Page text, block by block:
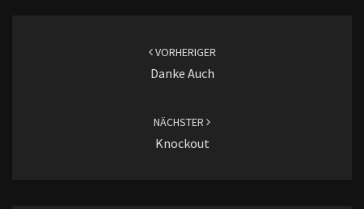
VORHERIGER
Danke Auch
NÄCHSTER
Knockout